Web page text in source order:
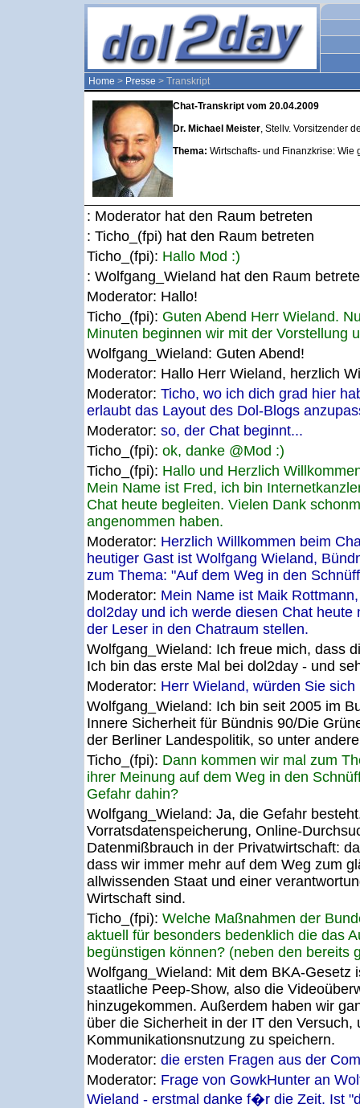
Home > Presse > Transkript
Chat-Transkript vom 20.04.2009
Dr. Michael Meister, Stellv. Vorsitzender
Thema: Wirtschafts- und Finanzkrise: Wie
: Moderator hat den Raum betreten
: Ticho_(fpi) hat den Raum betreten
Ticho_(fpi): Hallo Mod :)
: Wolfgang_Wieland hat den Raum
Moderator: Hallo!
Ticho_(fpi): Guten Abend Herr Wieland.
Minuten beginnen wir mit der Vorstellung
Wolfgang_Wieland: Guten Abend!
Moderator: Hallo Herr Wieland, herzlich
Moderator: Ticho, wo ich dich grad hier
erlaubt das Layout des Dol-Blogs
Moderator: so, der Chat beginnt...
Ticho_(fpi): ok, danke @Mod :)
Ticho_(fpi): Hallo und Herzlich
Mein Name ist Fred, ich bin
Chat heute begleiten. Vielen Dank
angenommen haben.
Moderator: Herzlich Willkommen beim
heutiger Gast ist Wolfgang Wieland,
zum Thema: "Auf dem Weg in den
Moderator: Mein Name ist Maik
dol2day und ich werde diesen Chat heute
der Leser in den Chatraum stellen.
Wolfgang_Wieland: Ich freue mich, dass
Ich bin das erste Mal bei dol2day - und
Moderator: Herr Wieland, würden Sie
Wolfgang_Wieland: Ich bin seit 2005 im
Innere Sicherheit für Bündnis 90/Die
der Berliner Landespolitik, so unter
Ticho_(fpi): Dann kommen wir mal zum
ihrer Meinung auf dem Weg in den
Gefahr dahin?
Wolfgang_Wieland: Ja, die Gefahr
Vorratsdatenspeicherung, Online-
Datenmißbrauch in der Privatwirtschaft:
dass wir immer mehr auf dem Weg zum
allwissenden Staat und einer
Wirtschaft sind.
Ticho_(fpi): Welche Maßnahmen der
aktuell für besonders bedenklich die das
begünstigen können? (neben den bereits
Wolfgang_Wieland: Mit dem BKA-Gesetz
staatliche Peep-Show, also die
hinzugekommen. Außerdem haben wir
über die Sicherheit in der IT den Versuch,
Kommunikationsnutzung zu speichern.
Moderator: die ersten Fragen aus der
Moderator: Frage von GowkHunter an
Wieland - erstmal danke f�r die Zeit. Ist